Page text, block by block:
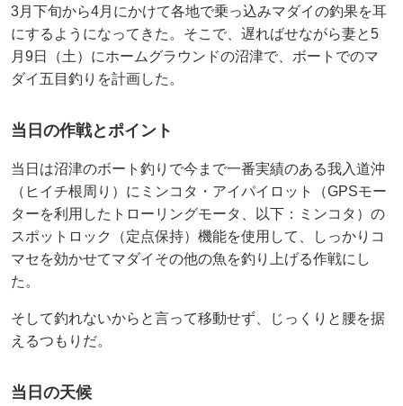
3月下旬から4月にかけて各地で乗っ込みマダイの釣果を耳
にするようになってきた。そこで、遅ればせながら妻と5
月9日（土）にホームグラウンドの沼津で、ボートでのマ
ダイ五目釣りを計画した。
当日の作戦とポイント
当日は沼津のボート釣りで今まで一番実績のある我入道沖
（ヒイチ根周り）にミンコタ・アイパイロット（GPSモー
ターを利用したトローリングモータ、以下：ミンコタ）の
スポットロック（定点保持）機能を使用して、しっかりコ
マセを効かせてマダイその他の魚を釣り上げる作戦にし
た。
そして釣れないからと言って移動せず、じっくりと腰を据
えるつもりだ。
当日の天候